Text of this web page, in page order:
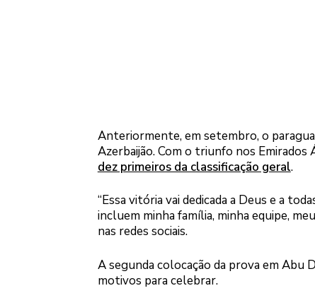
Anteriormente, em setembro, o
Azerbaijão. Com o triunfo nos Emirados
dez primeiros da classificação geral.
“Essa vitória vai dedicada a Deus e a
incluem minha família, minha equipe,
nas redes sociais.
A segunda colocação da prova em Abu
motivos para celebrar.